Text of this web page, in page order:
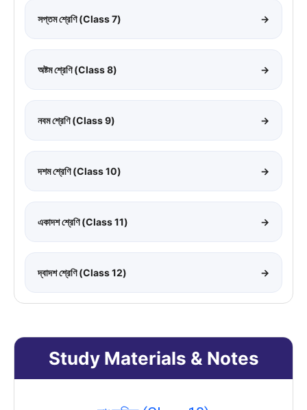
সপ্তম শ্রেণি (Class 7) →
অষ্টম শ্রেণি (Class 8) →
নবম শ্রেণি (Class 9) →
দশম শ্রেণি (Class 10) →
একাদশ শ্রেণি (Class 11) →
দ্বাদশ শ্রেণি (Class 12) →
Study Materials & Notes